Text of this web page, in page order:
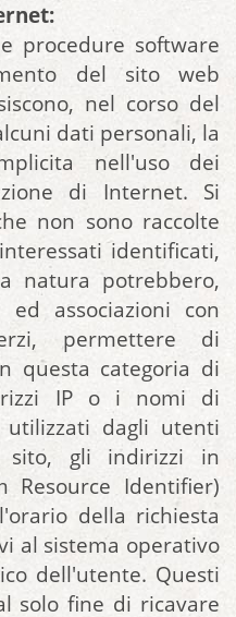
procedure software
del sito web
nel corso del
dati personali, la
nell'uso dei
di Internet. Si
non sono raccolte
identificati,
natura potrebbero,
ed associazioni con
permettere di
questa categoria di
IP o i nomi di
dagli utenti
sito, gli indirizzi in
Resource Identifier)
della richiesta
al sistema operativo
dell'utente. Questi
solo fine di ricavare